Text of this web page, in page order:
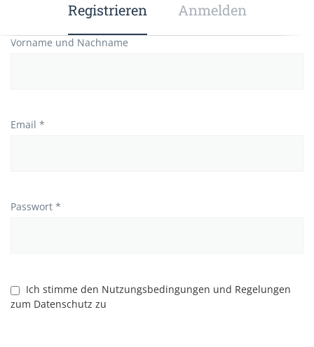
Registrieren Anmelden
Vorname und Nachname
Email *
Passwort *
Ich stimme den Nutzungsbedingungen und Regelungen
zum Datenschutz zu